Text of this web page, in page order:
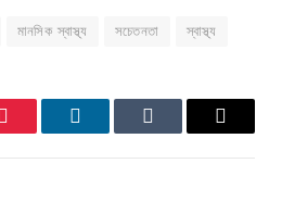
মানসিক স্বাস্থ্য সচেতনতা স্বাস্থ্য
PinterestLinkedInTumblr Email